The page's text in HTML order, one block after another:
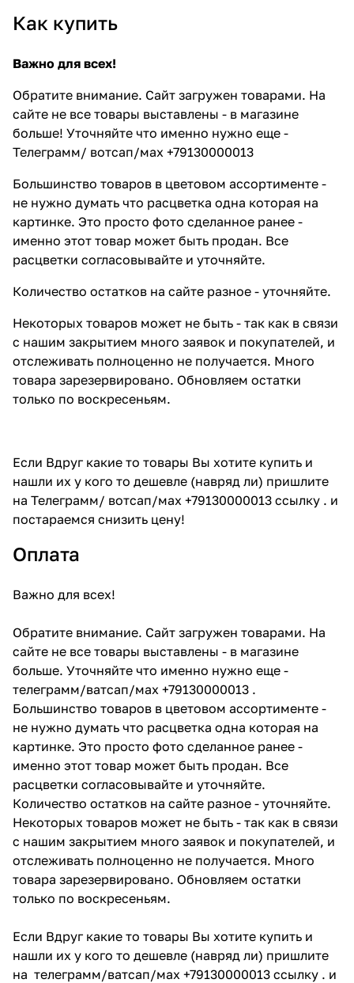
Как купить
Важно для всех!
Обратите внимание. Сайт загружен товарами. На
сайте не все товары выставлены - в магазине
больше! Уточняйте что именно нужно еще -
Телеграмм/ вотсап/мах +79130000013
Большинство товаров в цветовом ассортименте -
не нужно думать что расцветка одна которая на
картинке. Это просто фото сделанное ранее -
именно этот товар может быть продан. Все
расцветки согласовывайте и уточняйте.
Количество остатков на сайте разное - уточняйте.
Некоторых товаров может не быть - так как в связи
с нашим закрытием много заявок и покупателей, и
отслеживать полноценно не получается. Много
товара зарезервировано. Обновляем остатки
только по воскресеньям.
Если Вдруг какие то товары Вы хотите купить и
нашли их у кого то дешевле (навряд ли) пришлите
на Телеграмм/ вотсап/мах +79130000013 ссылку . и
постараемся снизить цену!
Оплата
Важно для всех!
Обратите внимание. Сайт загружен товарами. На
сайте не все товары выставлены - в магазине
больше. Уточняйте что именно нужно еще -
телеграмм/ватсап/мах +79130000013 .
Большинство товаров в цветовом ассортименте -
не нужно думать что расцветка одна которая на
картинке. Это просто фото сделанное ранее -
именно этот товар может быть продан. Все
расцветки согласовывайте и уточняйте.
Количество остатков на сайте разное - уточняйте.
Некоторых товаров может не быть - так как в связи
с нашим закрытием много заявок и покупателей, и
отслеживать полноценно не получается. Много
товара зарезервировано. Обновляем остатки
только по воскресеньям.
Если Вдруг какие то товары Вы хотите купить и
нашли их у кого то дешевле (навряд ли) пришлите
на телеграмм/ватсап/мах +79130000013 ссылку . и